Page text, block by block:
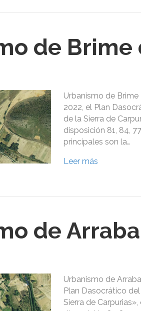
de Brime
Urbanismo de
2022, el Plan
de la Sierra de
disposición 81, 84,
principales son la…
Leer más
de
Urbanismo de
Plan Dasocrático
Sierra de